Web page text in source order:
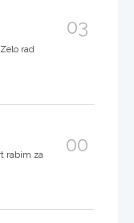
rad
03
rabim za
00